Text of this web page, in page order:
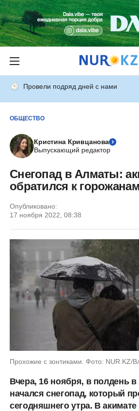
Провели подряд дней с нами
ОБЩЕСТВО
Кристина Кривцанова
Выпускающий редактор
Снегопад в Алматы:
обратился к
Опубликовано:
17 ноября 2022, 08:38
Прохожие с зонтиками. Фото: NUR.KZ/
Вчера, 16 ноября, в полдень
начался снегопад, который
сегодняшнего утра. В акимате